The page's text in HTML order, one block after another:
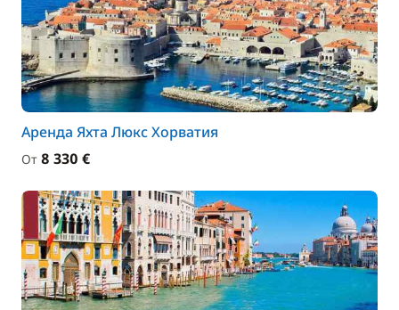
Аренда Яхта Люкс Хорватия
От 8 330 €